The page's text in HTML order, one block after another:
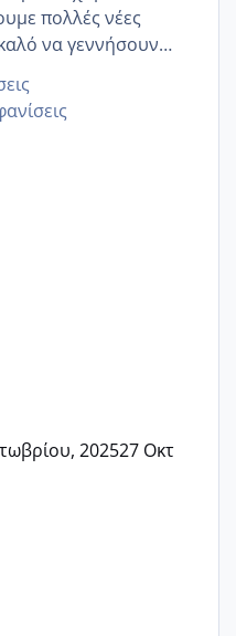
πολλές νέες
να γεννήσουν
Να πάρουν
αγκαλίτσα τους
202527 Οκτ